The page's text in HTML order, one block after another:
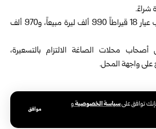
توافق علىسياسة الخصوصيةو
موافق
وبلغ سعر غرام الذهب عيار 18 قيراطاً 990 ألف ليرة مبيعاً، و970 ألف
محلات الصاغة الالتزام بالتسعيرة،
واجهة المحل.
سوريا